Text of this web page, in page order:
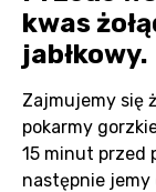
kwas
jabłkowy.
Zajmujemy się
pokarmy
15 minut przed
następnie jemy